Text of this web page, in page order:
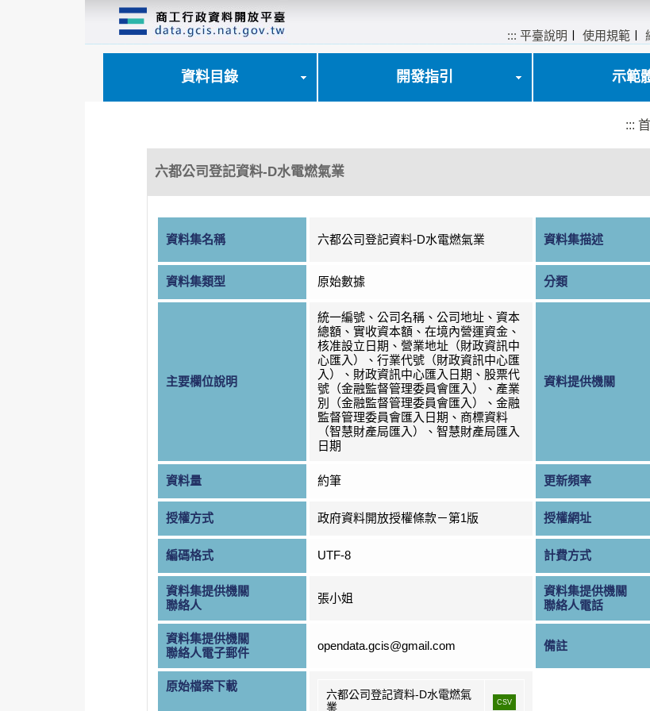
::: 平臺說明 〡使用規範 〡
資料目錄 開發指引 示範
:::
六都公司登記資料-D水電燃氣業
資料集名稱 六都公司登記資料-D水電燃氣業 資料集描述
資料集類型 原始數據 分類
主要欄位說明
統一編號、公司名稱、公司地址、資本
總額、實收資本額、在境內營運資金、
核准設立日期、營業地址（財政資訊中
心匯入）、行業代號（財政資訊中心匯
入）、財政資訊中心匯入日期、股票代
號（金融監督管理委員會匯入）、產業
別（金融監督管理委員會匯入）、金融
監督管理委員會匯入日期、商標資料
（智慧財產局匯入）、智慧財產局匯入
日期
資料提供機關
資料量 約筆 更新頻率
授權方式 政府資料開放授權條款－第1版 授權網址
編碼格式 UTF-8 計費方式
資料集提供機關
聯絡人
張小姐
資料集提供機關
聯絡人電話
資料集提供機關
聯絡人電子郵件
opendata.gcis@gmail.com 備註
原始檔案下載
六都公司登記資料-D水電燃氣
業
CSV